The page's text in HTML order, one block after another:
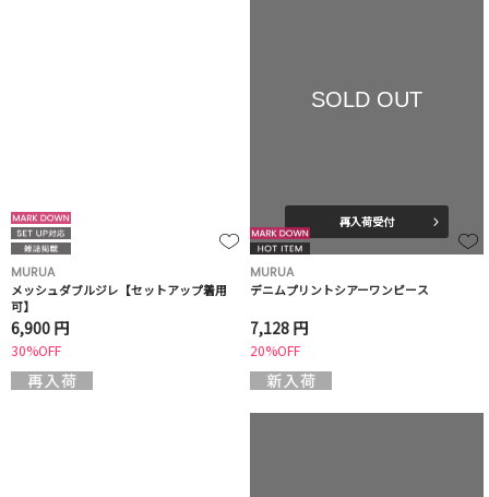
MURUA
メッシュダブルジレ【セットアップ着用
可】
6,900 円
30%OFF
SOLD OUT
再入荷受付
MURUA
デニムプリントシアーワンピース
7,128 円
20%OFF